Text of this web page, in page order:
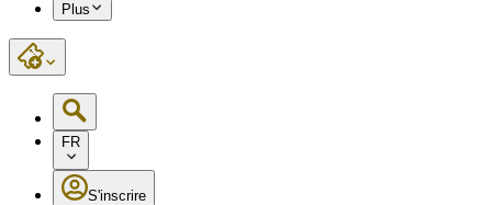
Plus
FR
S'inscrire